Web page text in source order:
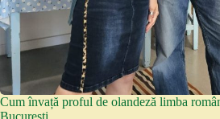
Cum învață proful de olandeză limba
București